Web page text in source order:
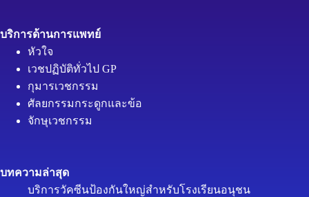
บริการด้านการแพทย์
หัวใจ
เวชปฏิบัติทั่วไป GP
กุมารเวชกรรม
ศัลยกรรมกระดูกและข้อ
จักษุเวชกรรม
บทความล่าสุด
บริการวัคซีนป้องกันใหญ่สำหรับโรงเรียนอนุชน